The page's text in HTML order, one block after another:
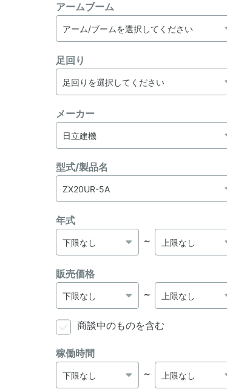
アームブーム
足回り
メーカー
型式/製品名
年式
～
販売価格
～
商談中のものを含む
稼働時間
～